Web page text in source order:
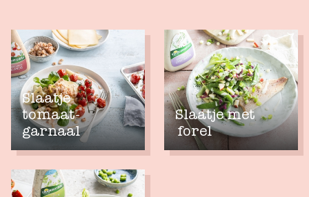
Slaatje
tomaat-
garnaal
Slaatje met
forel